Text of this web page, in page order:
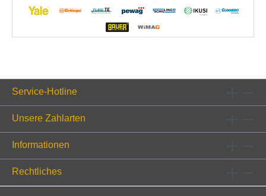
Service-Hotline
Unsere Zahlarten
Informationen
Rechtliches